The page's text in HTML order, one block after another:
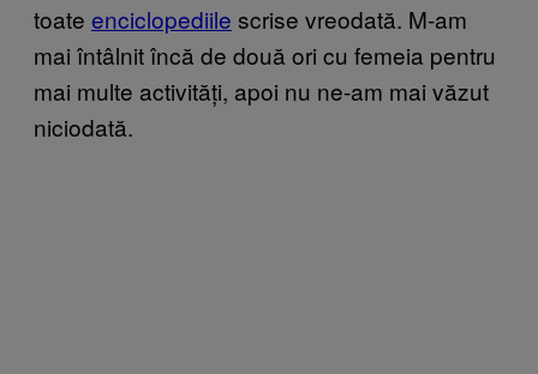
toate enciclopediile scrise vreodată. M-am
mai întâlnit încă de două ori cu femeia pentru
mai multe activități, apoi nu ne-am mai văzut
niciodată.